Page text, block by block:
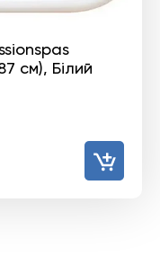
см), Білий